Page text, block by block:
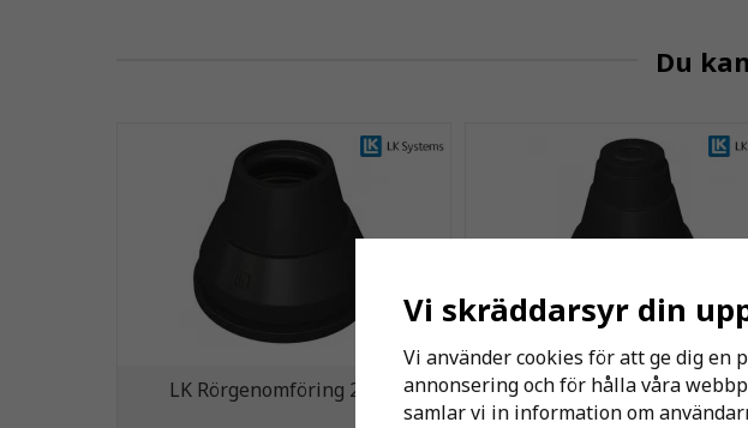
Du
LK Rörgenomföring 25 LP LK Rörgenomföring 20-25
Vi skräddarsyr din
Vi använder cookies för att ge dig en
annonsering och för hålla våra
samlar vi in information om